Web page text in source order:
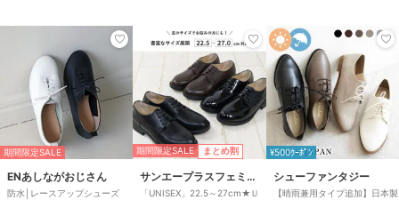
期間限定SALE
ENあしながおじさん
防水│レースアップシューズ
期間限定SALE まとめ割
サンエープラスフェミニン
「UNISEX」22.5～27cm★Ｕ
¥500ｸｰﾎﾟﾝ
シューファンタジー
【晴雨兼用タイプ追加】日本製